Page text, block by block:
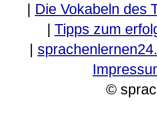
| Die Vokabeln des
| Tipps zum
|
©